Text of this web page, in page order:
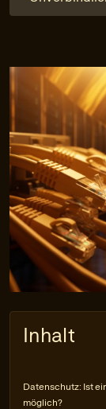
Inhalt
Datenschutz: Ist
möglich?